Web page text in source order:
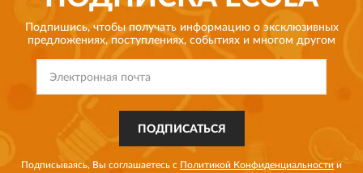
Подпишись, чтобы получать информацию о эксклюзивных
предложениях, поступлениях, событиях и многом другом
ПОДПИСАТЬСЯ
Подписываясь, Вы соглашаетесь с Политикой Конфиденциальности и